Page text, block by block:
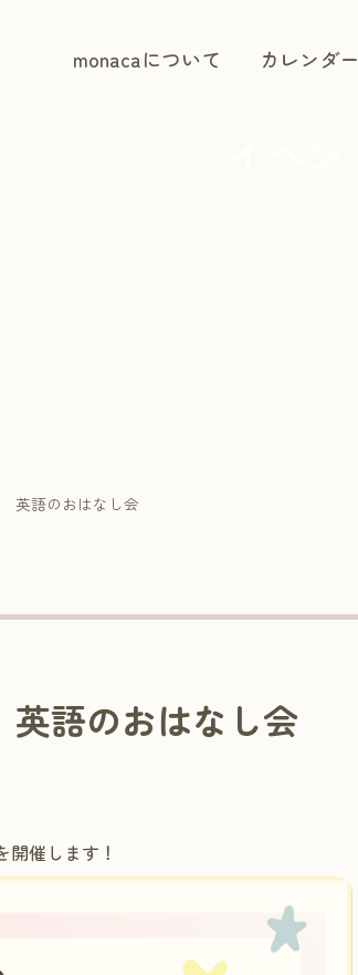
monacaについて カレンダー
) 英語のおはなし会
語のおはなし会
催します！